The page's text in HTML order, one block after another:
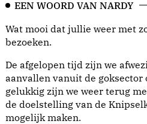
EEN WOORD VAN NARDY
Wat mooi dat jullie weer met
bezoeken.
De afgelopen tijd zijn we
aanvallen vanuit de goksector
gelukkig zijn we weer terug
de doelstelling van de
mogelijk maken.